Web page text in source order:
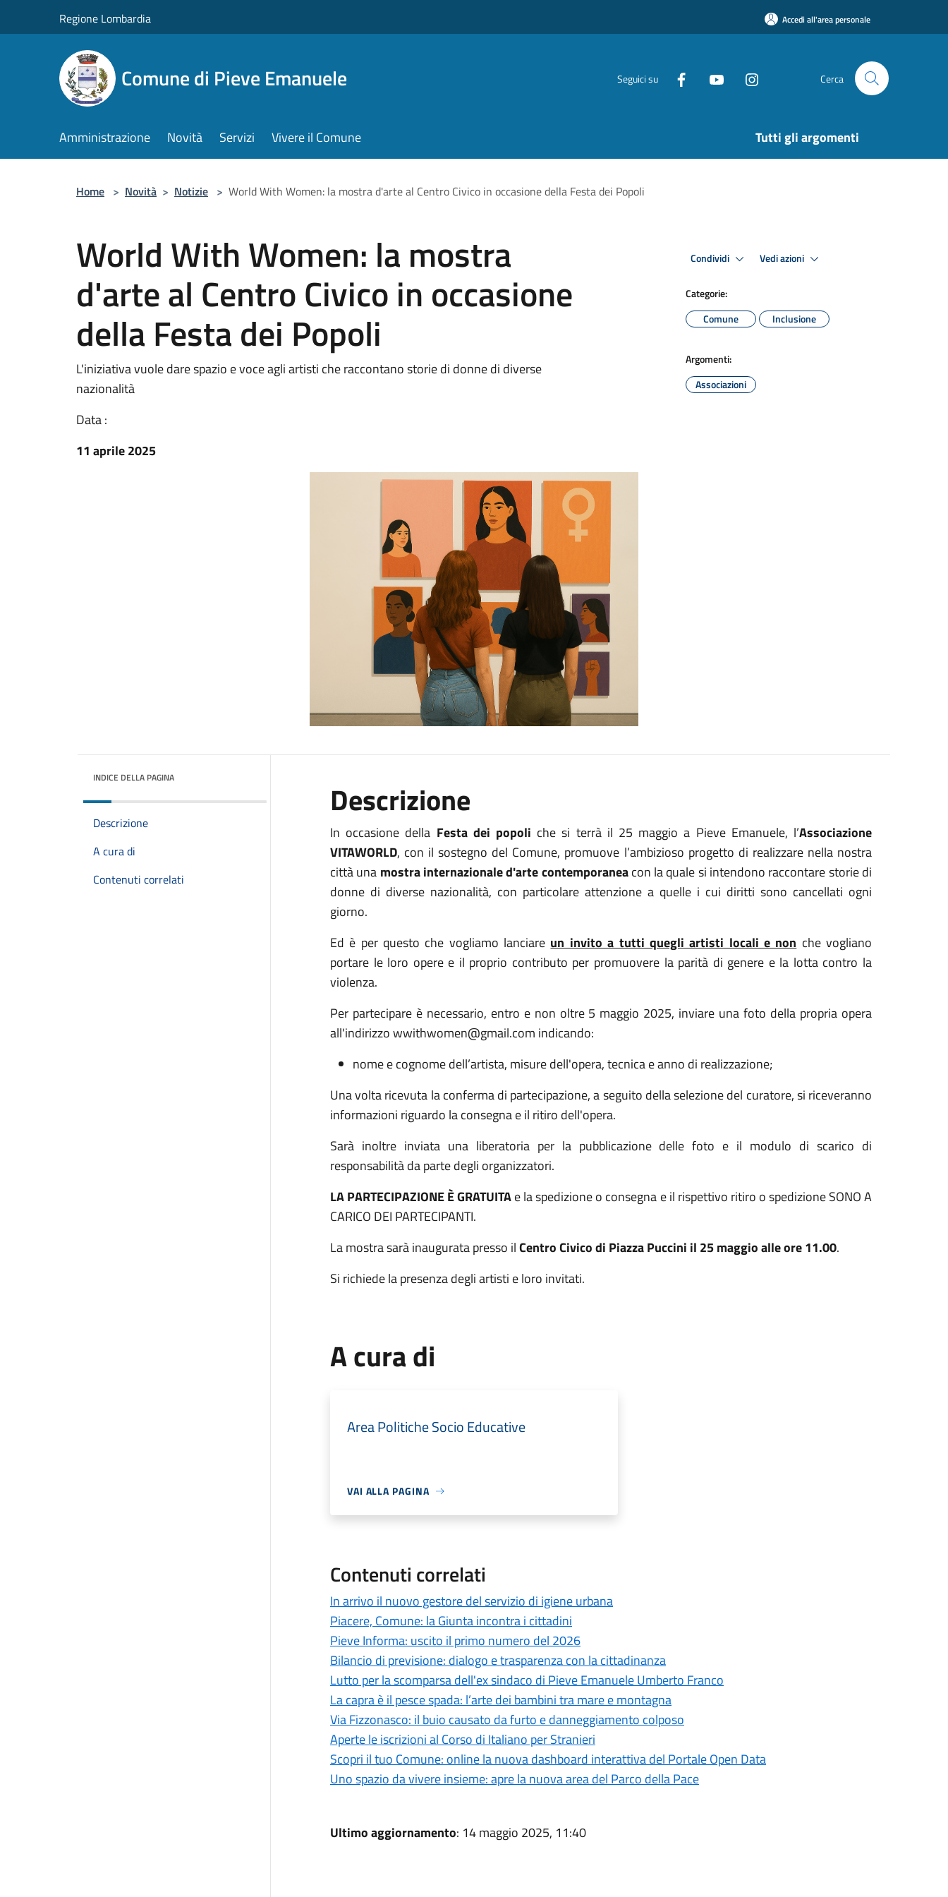
Regione Lombardia Accedi all'area personale
Comune di Pieve Emanuele Seguici su Cerca
Amministrazione Novità Servizi Vivere il Comune Tutti gli argomenti
Home > Novità > Notizie > World With Women: la mostra d'arte al Centro Civico in occasione della Festa dei Popoli
World With Women: la mostra
d'arte al Centro Civico in occasione
della Festa dei Popoli
L'iniziativa vuole dare spazio e voce agli artisti che raccontano storie di donne di diverse
nazionalità
Data :
11 aprile 2025
Condividi Vedi azioni
Categorie:
Comune
Inclusione
Argomenti:
Associazioni
INDICE DELLA PAGINA
Descrizione
A cura di
Contenuti correlati
Descrizione
In occasione della Festa dei popoli che si terrà il 25 maggio a Pieve Emanuele, l’Associazione
VITAWORLD, con il sostegno del Comune, promuove l’ambizioso progetto di realizzare nella nostra
città una mostra internazionale d'arte contemporaneacon la quale si intendono raccontare storie di
donne di diverse nazionalità, con particolare attenzione a quelle i cui diritti sono cancellati ogni
giorno.
Ed è per questo che vogliamo lanciare un invito a tutti quegli artisti locali e non che vogliano
portare le loro opere e il proprio contributo per promuovere la parità di genere e la lotta contro la
violenza.
Per partecipare è necessario, entro e non oltre 5 maggio 2025, inviare una foto della propria opera
all'indirizzo wwithwomen@gmail.com indicando:
nome e cognome dell’artista, misure dell'opera, tecnica e anno di realizzazione;
Una volta ricevuta la conferma di partecipazione, a seguito della selezione del curatore, si riceveranno
informazioni riguardo la consegna e il ritiro dell'opera.
Sarà inoltre inviata una liberatoria per la pubblicazione delle foto e il modulo di scarico di
responsabilità da parte degli organizzatori.
LA PARTECIPAZIONE È GRATUITAe la spedizione o consegna e il rispettivo ritiro o spedizione SONO A
CARICO DEI PARTECIPANTI.
La mostra sarà inaugurata presso ilCentro Civico di Piazza Puccini il 25 maggio alle ore 11.00.
Si richiede la presenza degli artisti e loro invitati.
A cura di
Area Politiche Socio Educative
VAI ALLA PAGINA
Contenuti correlati
In arrivo il nuovo gestore del servizio di igiene urbana
Piacere, Comune: la Giunta incontra i cittadini
Pieve Informa: uscito il primo numero del 2026
Bilancio di previsione: dialogo e trasparenza con la cittadinanza
Lutto per la scomparsa dell'ex sindaco di Pieve Emanuele Umberto Franco
La capra è il pesce spada: l’arte dei bambini tra mare e montagna
Via Fizzonasco: il buio causato da furto e danneggiamento colposo
Aperte le iscrizioni al Corso di Italiano per Stranieri
Scopri il tuo Comune: online la nuova dashboard interattiva del Portale Open Data
Uno spazio da vivere insieme: apre la nuova area del Parco della Pace
Ultimo aggiornamento: 14 maggio 2025, 11:40